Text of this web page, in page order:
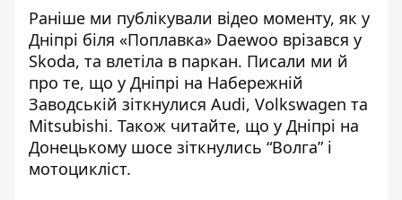
Раніше ми публікували відео моменту, як у
Дніпрі біля «Поплавка» Daewoo врізався у
Skoda, та влетіла в паркан. Писали ми й
про те, що у Дніпрі на Набережній
Заводській зіткнулися Audi, Volkswagen та
Mitsubishi. Також читайте, що у Дніпрі на
Донецькому шосе зіткнулись “Волга” і
мотоцикліст.